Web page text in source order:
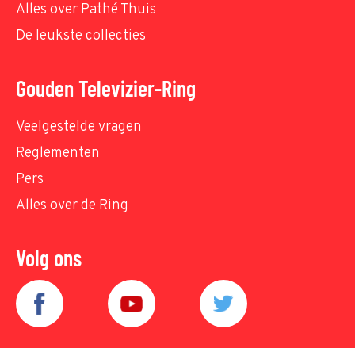
Alles over Pathé Thuis
De leukste collecties
Gouden Televizier-Ring
Veelgestelde vragen
Reglementen
Pers
Alles over de Ring
Volg ons